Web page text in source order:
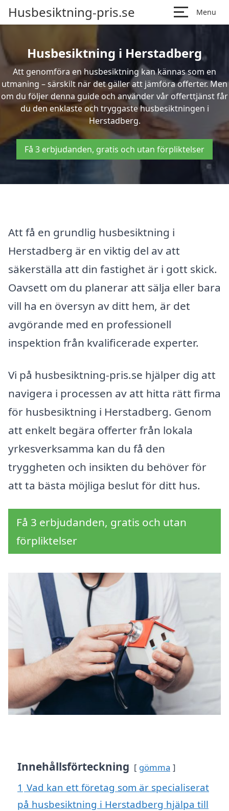
Husbesiktning-pris.se Menu
Husbesiktning i Herstadberg
Att genomföra en husbesiktning kan kännas som en
utmaning – särskilt när det gäller att jämföra offerter. Men
om du följer denna guide och använder vår offerttjänst får
du den enklaste och tryggaste husbesiktningen i
Herstadberg.
Få 3 erbjudanden, gratis och utan förpliktelser
Att få en grundlig husbesiktning i
Herstadberg är en viktig del av att
säkerställa att din fastighet är i gott skick.
Oavsett om du planerar att sälja eller bara
vill ha en översyn av ditt hem, är det
avgörande med en professionell
inspektion från kvalificerade experter.
Vi på husbesiktning-pris.se hjälper dig att
navigera i processen av att hitta rätt firma
för husbesiktning i Herstadberg. Genom
att enkelt begära offerter från lokala
yrkesverksamma kan du få den
tryggheten och insikten du behöver för
att ta bästa möjliga beslut för ditt hus.
Få 3 erbjudanden, gratis och utan
förpliktelser
Innehållsförteckning gömma
1 Vad kan ett företag som är specialiserat
på husbesiktning i Herstadberg hjälpa till